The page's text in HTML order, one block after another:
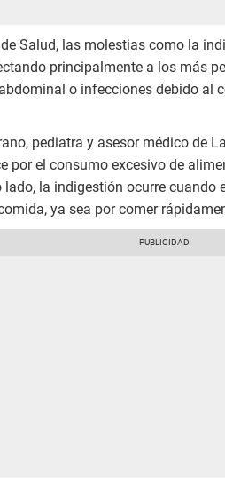
Salud, las molestias como la
principalmente a los más
o infecciones debido al
pediatra y asesor médico de
por el consumo excesivo de
lado, la indigestión ocurre cuando
ya sea por comer